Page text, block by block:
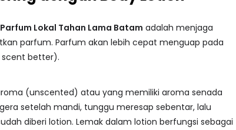
Lokal Tahan Lama Batam adalah menjaga
parfum. Parfum akan lebih cepat menguap pada
scent better).
(unscented) atau yang memiliki aroma senada
setelah mandi, tunggu meresap sebentar, lalu
diberi lotion. Lemak dalam lotion berfungsi sebagai